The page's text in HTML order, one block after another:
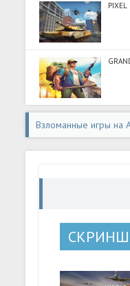
PIXEL
Взломанные игры на
World War